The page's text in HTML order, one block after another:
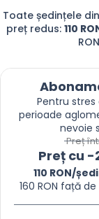
Toate ședințele
preț redus: 110
Pentru
perioade
nevoie
Preț
Preț cu -
110 RON/
160 RON față